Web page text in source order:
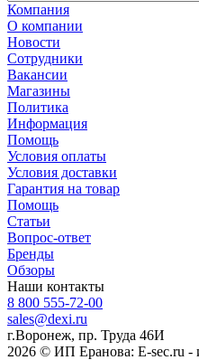
Компания
О компании
Новости
Сотрудники
Вакансии
Магазины
Политика
Информация
Помощь
Условия оплаты
Условия доставки
Гарантия на товар
Помощь
Статьи
Вопрос-ответ
Бренды
Обзоры
Наши контакты
8 800 555-72-00
sales@dexi.ru
г.Воронеж, пр. Труда 46И
2026 © ИП Еранова: E-sec.ru -